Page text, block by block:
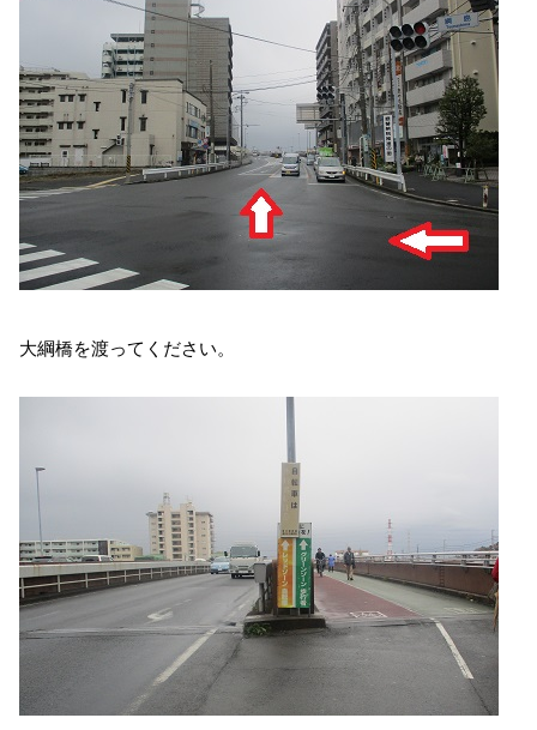
大綱橋を渡ってください。